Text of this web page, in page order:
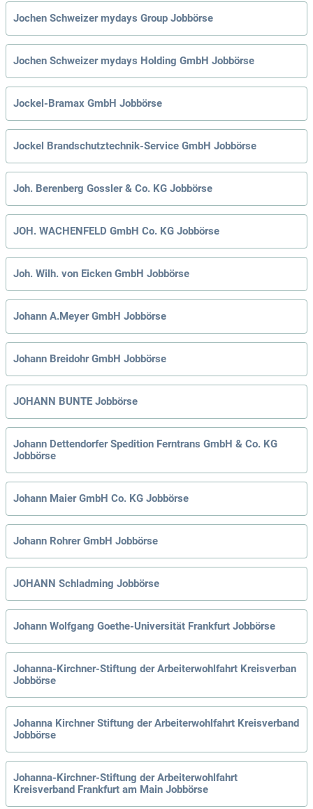
Jochen Schweizer mydays Group Jobbörse
Jochen Schweizer mydays Holding GmbH Jobbörse
Jockel-Bramax GmbH Jobbörse
Jockel Brandschutztechnik-Service GmbH Jobbörse
Joh. Berenberg Gossler & Co. KG Jobbörse
JOH. WACHENFELD GmbH Co. KG Jobbörse
Joh. Wilh. von Eicken GmbH Jobbörse
Johann A.Meyer GmbH Jobbörse
Johann Breidohr GmbH Jobbörse
JOHANN BUNTE Jobbörse
Johann Dettendorfer Spedition Ferntrans GmbH & Co. KG
Jobbörse
Johann Maier GmbH Co. KG Jobbörse
Johann Rohrer GmbH Jobbörse
JOHANN Schladming Jobbörse
Johann Wolfgang Goethe-Universität Frankfurt Jobbörse
Johanna-Kirchner-Stiftung der Arbeiterwohlfahrt Kreisverban
Jobbörse
Johanna Kirchner Stiftung der Arbeiterwohlfahrt Kreisverband
Jobbörse
Johanna-Kirchner-Stiftung der Arbeiterwohlfahrt
Kreisverband Frankfurt am Main Jobbörse